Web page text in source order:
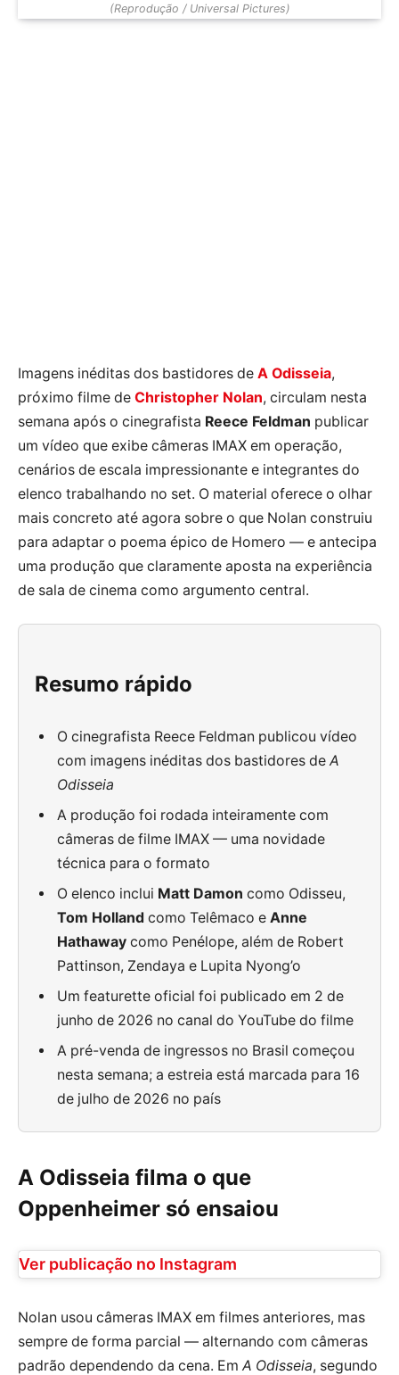
(Reprodução / Universal Pictures)
Imagens inéditas dos bastidores de A Odisseia,
próximo filme de Christopher Nolan, circulam nesta
semana após o cinegrafista Reece Feldman publicar
um vídeo que exibe câmeras IMAX em operação,
cenários de escala impressionante e integrantes do
elenco trabalhando no set. O material oferece o olhar
mais concreto até agora sobre o que Nolan construiu
para adaptar o poema épico de Homero — e antecipa
uma produção que claramente aposta na experiência
de sala de cinema como argumento central.
Resumo rápido
O cinegrafista Reece Feldman publicou vídeo
com imagens inéditas dos bastidores deA
Odisseia
A produção foi rodada inteiramente com
câmeras de filme IMAX — uma novidade
técnica para o formato
O elenco inclui Matt Damon como Odisseu,
Tom Holland como Telêmaco eAnne
Hathaway como Penélope, além de Robert
Pattinson, Zendaya e Lupita Nyong’o
Um featurette oficial foi publicado em 2 de
junho de 2026 no canal do YouTube do filme
A pré-venda de ingressos no Brasil começou
nesta semana; a estreia está marcada para 16
de julho de 2026 no país
A Odisseia filma o que
Oppenheimer só ensaiou
Ver publicação no Instagram
Nolan usou câmeras IMAX em filmes anteriores, mas
sempre de forma parcial — alternando com câmeras
padrão dependendo da cena. Em A Odisseia, segundo